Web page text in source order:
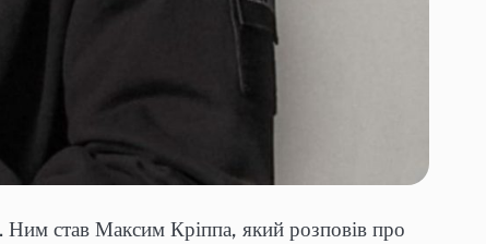
став Максим Кріппа, який розповів про